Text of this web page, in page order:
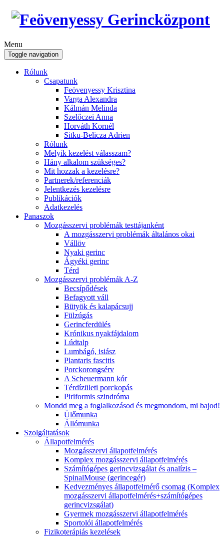
Menu
Toggle navigation
Rólunk
Csapatunk
Feövenyessy Krisztina
Varga Alexandra
Kálmán Melinda
Szelőczei Anna
Horváth Kornél
Sitku-Belicza Adrien
Rólunk
Melyik kezelést válasszam?
Hány alkalom szükséges?
Mit hozzak a kezelésre?
Partnerek/referenciák
Jelentkezés kezelésre
Publikációk
Adatkezelés
Panaszok
Mozgásszervi problémák testtájanként
A mozgásszervi problémák általános okai
Vállöv
Nyaki gerinc
Ágyéki gerinc
Térd
Mozgásszervi problémák A-Z
Becsípődések
Befagyott váll
Bütyök és kalapácsujj
Fülzúgás
Gerincferdülés
Krónikus nyakfájdalom
Lúdtalp
Lumbágó, isiász
Plantaris fascitis
Porckorongsérv
A Scheuermann kór
Térdízületi porckopás
Piriformis szindróma
Mondd meg a foglalkozásod és megmondom, mi bajod!
Ülőmunka
Állómunka
Szolgáltatások
Állapotfelmérés
Mozgásszervi állapotfelmérés
Komplex mozgásszervi állapotfelmérés
Számítógépes gerincvizsgálat és analízis –
SpinalMouse (gerincegér)
Kedvezményes állapotfelmérő csomag (Komplex
mozgásszervi állapotfelmérés+számítógépes
gerincvizsgálat)
Gyermek mozgásszervi állapotfelmérés
Sportolói állapotfelmérés
Fizikoterápiás kezelések